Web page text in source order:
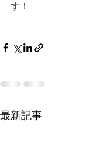
す！
最新記事